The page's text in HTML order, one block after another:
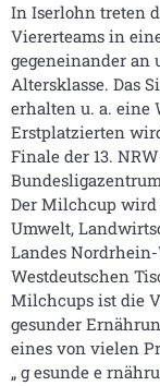
In Iserlohn treten
Viererteams in
gegeneinander an
Altersklasse. Das
erhalten u. a. eine
Erstplatzierten
Finale der 13.
Der Milchcup
Umwelt,
Landes
Westdeutschen
Milchcups ist die
gesunder
eines von vielen
„ g esunde e